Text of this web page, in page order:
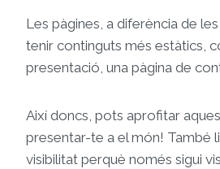
Les pàgines, a diferència de
tenir continguts més estàtics,
presentació, una pàgina de
Així doncs, pots aprofitar
presentar-te a el món! També
visibilitat perquè només sigui